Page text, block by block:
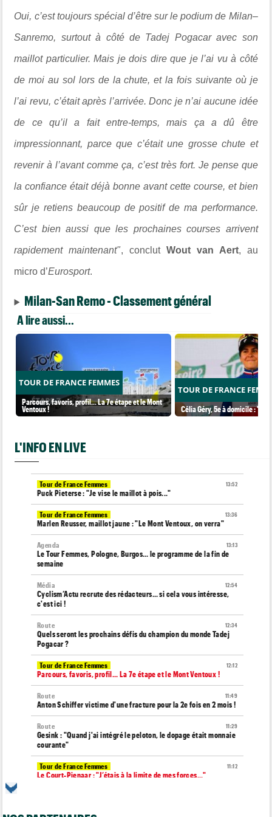
Oui, c’est toujours spécial d’être sur le podium de Milan–
Sanremo, surtout à côté de Tadej Pogacaravec son
maillot particulier. Mais je dois dire que je l’ai vu à côté
de moi au sol lors de la chute, et la fois suivante où je
l’ai revu, c’était après l’arrivée. Donc je n’ai aucune idée
de ce qu’il a fait entre-temps, mais ça a dû être
impressionnant, parce que c’était une grosse chute et
revenir à l’avant comme ça, c’est très fort. Je pense que
la confiance était déjà bonne avant cette course, et bien
sûr je retiens beaucoup de positif de ma performance.
C’est bien aussi que les prochaines courses arrivent
rapidement maintenant", conclut Wout van Aert, au
micro d’Eurosport.
Milan-San Remo - Classement général
A lire aussi...
TOUR DE FRANCE FEMMES
Parcours, favoris, profil… La 7e étape et le Mont
Ventoux !
TOUR DE FRANCE
Célia Géry, 5e à domicile :
L'INFO EN LIVE
13:52
Tour de France Femmes
Puck Pieterse : "Je vise le maillot à pois..."
13:36
Tour de France Femmes
Marlen Reusser, maillot jaune : "Le Mont Ventoux, on verra"
13:13
Agenda
Le Tour Femmes, Pologne, Burgos… le programme de la fin de
semaine
12:54
Média
Cyclism’Actu recrute des rédacteurs… si cela vous intéresse,
c'est ici !
12:34
Route
Quels seront les prochains défis du champion du monde Tadej
Pogacar ?
12:12
Tour de France Femmes
Parcours, favoris, profil… La 7e étape et le Mont Ventoux !
11:49
Route
Anton Schiffer victime d'une fracture pour la 2e fois en 2 mois !
11:29
Route
Gesink : "Quand j'ai intégré le peloton, le dopage était monnaie
courante"
11:12
Tour de France Femmes
Le Court-Pienaar : "J’étais à la limite de mes forces..."